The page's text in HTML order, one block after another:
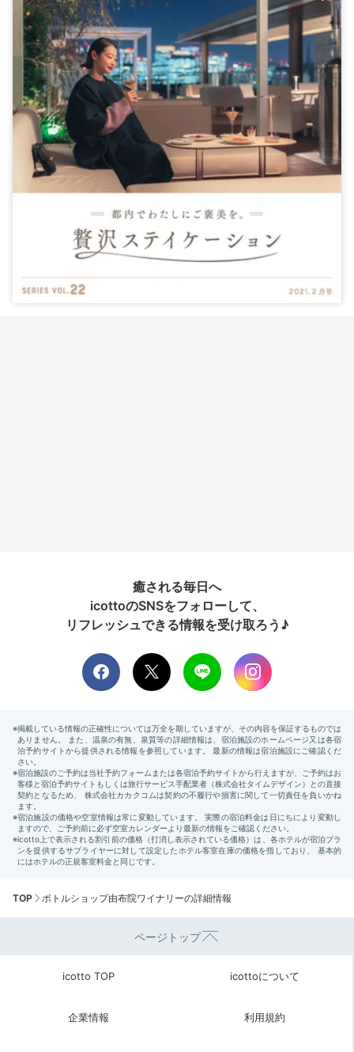
癒される毎日へ
icottoのSNSをフォローして、
リフレッシュできる情報を受け取ろう♪
TOP ボトルショップ由布院ワイナリーの詳細情報
ページトップ
icotto TOP icottoについて
企業情報 利用規約